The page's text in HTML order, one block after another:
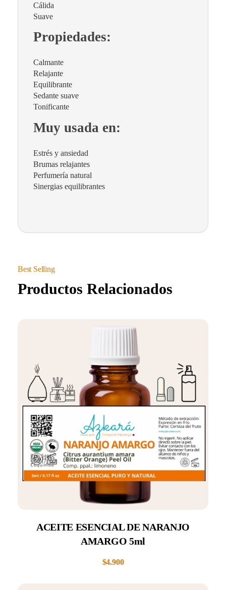
Cálida
Suave
Propiedades:
Calmante
Relajante
Equilibrante
Sedante suave
Tonificante
Muy usada en:
Estrés y ansiedad
Brumas relajantes
Perfumería natural
Sinergias equilibrantes
Productos Relacionados
ACEITE ESENCIAL DE NARANJO
AMARGO 5ml
$4.900